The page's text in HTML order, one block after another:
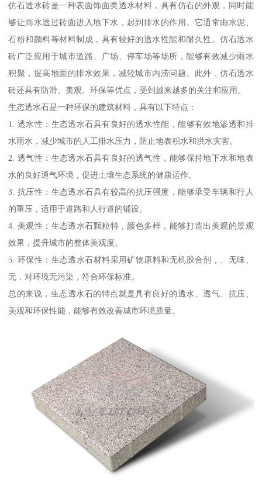
仿石透水砖是一种表面饰面类透水材料，具有仿石的外观，同时能
够让雨水透过砖面进入地下水，起到排水的作用。它通常由水泥、
石粉和颜料等材料制成，具有较好的透水性能和耐久性。仿石透水
砖广泛应用于城市道路、广场、停车场等场所，能够有效减少雨水
积聚，提高地面的排水效果，减轻城市内涝问题。此外，仿石透水
砖还具有防滑、美观、环保等优点，受到越来越多的关注和应用。
生态透水石是一种环保的建筑材料，具有以下特点：
1. 透水性：生态透水石具有良好的透水性能，能够有效地渗透和排
水雨水，减少城市的人工排水压力，防止地表积水和洪水灾害。
2. 透气性：生态透水石具有良好的透气性，能够保持地下水和地表
水的良好通气环境，促进土壤生态系统的健康运作。
3. 抗压性：生态透水石具有较高的抗压强度，能够承受车辆和行人
的重压，适用于道路和人行道的铺设。
4. 美观性：生态透水石颗粒特，颜色多样，能够打造出美观的景观
效果，提升城市的整体美观度。
5. 环保性：生态透水石材料采用矿物原料和无机胶合剂，、无味、
无，对环境无污染，符合环保标准。
总的来说，生态透水石的特点就是具有良好的透水、透气、抗压、
美观和环保性能，能够有效改善城市环境质量。